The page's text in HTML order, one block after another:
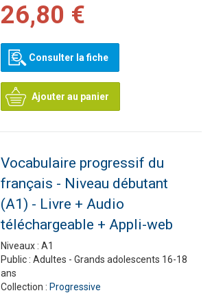
26,80 €
Consulter la fiche
Ajouter au panier
Vocabulaire progressif du
français - Niveau débutant
(A1) - Livre + Audio
téléchargeable + Appli-web
Niveaux : A1
Public : Adultes - Grands adolescents 16-18
ans
Collection : Progressive